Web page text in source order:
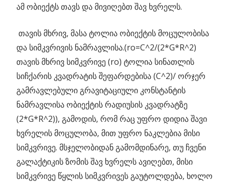
ამ ობიექტს თავს და მივიღებთ შავ ხვრელს.
თავის მხრივ, მასა ტოლია ობიექტის მოცულობისა
და სიმკვრივის ნამრავლისა.(ro=C^2/(2*G*R^2)
თავის მხრივ სიმკვრივე (ro) ტოლია სინათლის
სიჩქარის კვადრატის შეფარდებისა (C^2)/ ორჯერ
გამრავლებული გრავიტაციული კონსტანტის
ნამრავლისა ობიექტის რადიუსის კვადრატზე
(2*G*R^2)), გამოდის, რომ რაც უფრო დიდია შავი
ხვრელის მოცულობა, მით უფრო ნაკლებია მისი
სიმკვრივე. მსჯელობიდან გამომდინარე, თუ ჩვენი
გალაქტიკის ზომის შავ ხვრელს ავიღებთ, მისი
სიმკვრივე წყლის სიმკვრივეს გაუტოლდება, ხოლო